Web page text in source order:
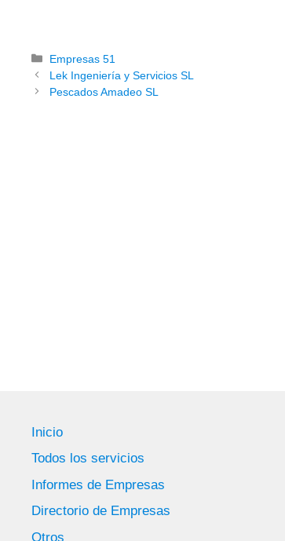
Categorías
Empresas 51
Lek Ingeniería y Servicios SL
Pescados Amadeo SL
Inicio
Todos los servicios
Informes de Empresas
Directorio de Empresas
Otros